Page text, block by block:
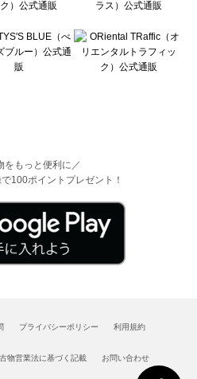
をもっと便利に／
100ポイントプレゼント！
プライバシーポリシー 利用規約
古物営業法に基づく記載 お問い合わせ